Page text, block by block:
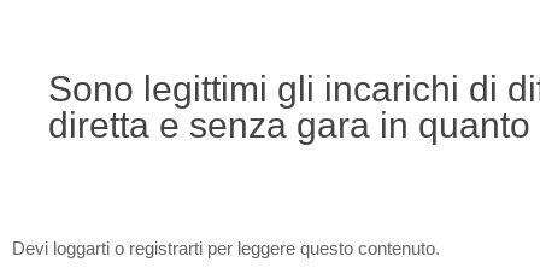
Sono legittimi gli incarichi di
diretta e senza gara in
Devi loggarti o registrarti per leggere questo contenuto.